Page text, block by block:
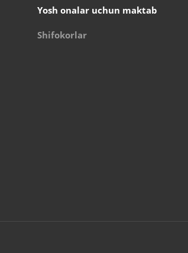
Yosh onalar uchun maktab
Shifokorlar